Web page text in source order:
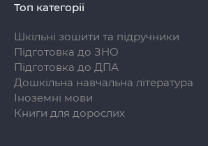
Топ категорії
Шкільні зошити та підручники
Підготовка до ЗНО
Підготовка до ДПА
Дошкільна навчальна література
Іноземні мови
Книги для дорослих